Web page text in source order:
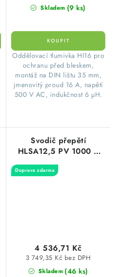
Skladem (9 ks)
Oddělovací tlumivka HI16 pro
ochranu před bleskem,
montáž na DIN lištu 35 mm,
jmenovitý proud 16 A, napětí
500 V AC, indukčnost 6 µH.
Svodič přepětí
HLSA12,5 PV 1000 S
HAKEL 10474
Doprava zdarma
Skladem (46 ks)
3 749,35 Kč bez DPH
4 536,71 Kč